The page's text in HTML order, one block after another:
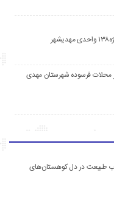
محلات فرسوده شهرستان مهدی
طبیعت در دل کوهستان‌های